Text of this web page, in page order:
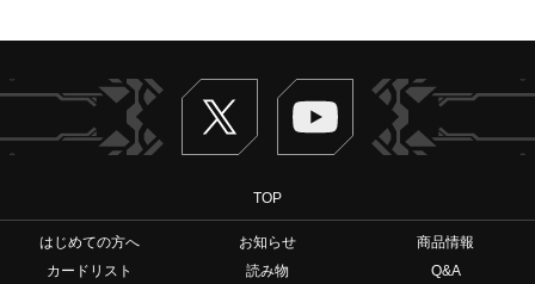
Twitter ヴァンガードch
TOP
はじめての方へ お知らせ
商品情報
カードリスト
読み物
Q&A